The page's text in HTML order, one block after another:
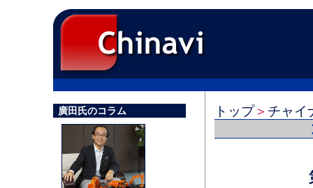
廣田氏のコラム トップ＞ チャイ